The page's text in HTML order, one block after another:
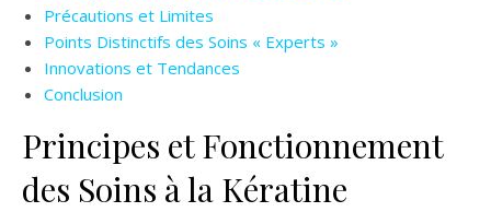
Précautions et Limites
Points Distinctifs des Soins « Experts »
Innovations et Tendances
Conclusion
Principes et Fonctionnement
des Soins à la Kératine